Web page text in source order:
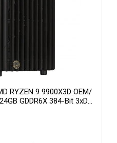
RYZEN 9 9900X3D OEM/
GDDR6X 384-Bit 3xDP